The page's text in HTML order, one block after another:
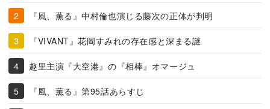
『風、薫る』中村倫也演じる藤次の正体が判明
『VIVANT』花岡すみれの存在感と深まる謎
趣里主演『大空港』の『相棒』オマージュ
『風、薫る』第95話あらすじ